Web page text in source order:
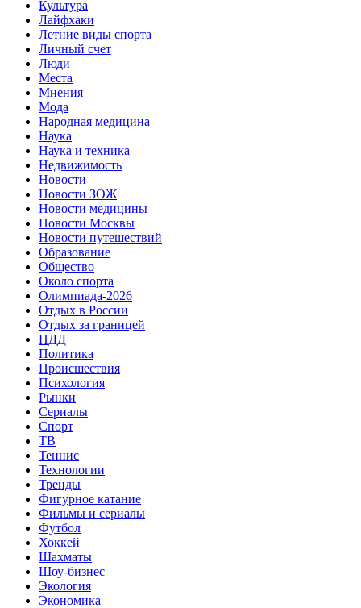
Культура
Лайфхаки
Летние виды спорта
Личный счет
Люди
Места
Мнения
Мода
Народная медицина
Наука
Наука и техника
Недвижимость
Новости
Новости ЗОЖ
Новости медицины
Новости Москвы
Новости путешествий
Образование
Общество
Около спорта
Олимпиада-2026
Отдых в России
Отдых за границей
ПДД
Политика
Происшествия
Психология
Рынки
Сериалы
Спорт
ТВ
Теннис
Технологии
Тренды
Фигурное катание
Фильмы и сериалы
Футбол
Хоккей
Шахматы
Шоу-бизнес
Экология
Экономика